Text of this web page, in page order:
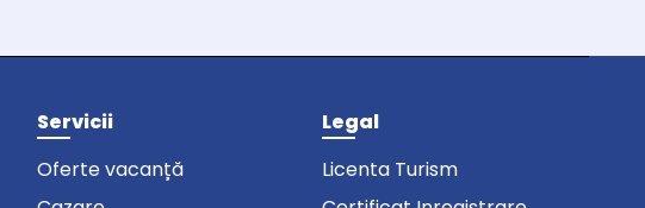
Servicii
Oferte vacanță
Legal
Licenta Turism